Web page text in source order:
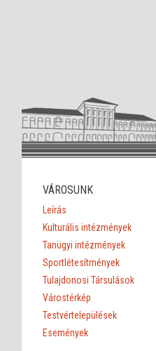
VÁROSUNK
Leírás
Kulturális intézmények
Tanügyi intézmények
Sportlétesítmények
Tulajdonosi Társulások
Várostérkép
Testvértelepülések
Események